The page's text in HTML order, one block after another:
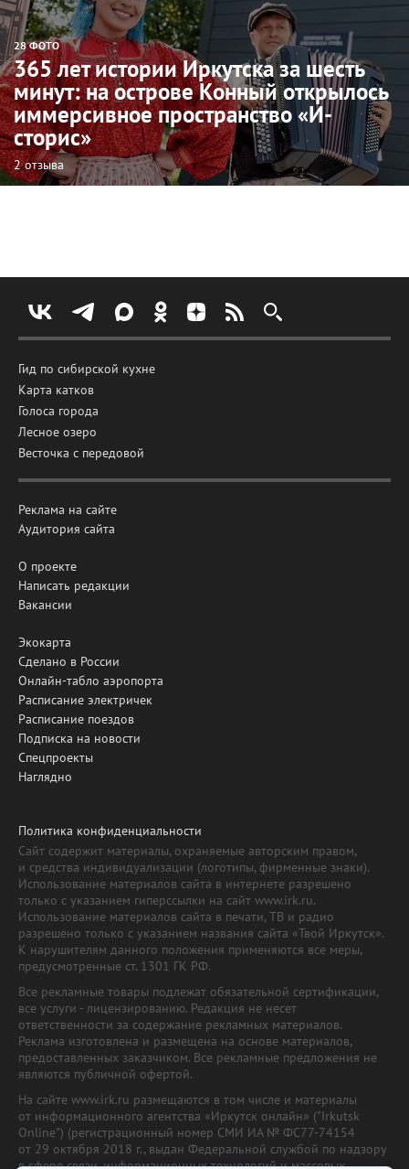
28 ФОТО
365 лет истории Иркутска за шесть
минут: на острове Конный открылось
иммерсивное пространство «И-
сторис»
2 отзыва
Гид по сибирской кухне
Карта катков
Голоса города
Лесное озеро
Весточка с передовой
Реклама на сайте
Аудитория сайта
О проекте
Написать редакции
Вакансии
Экокарта
Сделано в России
Онлайн-табло аэропорта
Расписание электричек
Расписание поездов
Подписка на новости
Спецпроекты
Наглядно
Политика конфиденциальности
Сайт содержит материалы, охраняемые авторским правом,
и средства индивидуализации (логотипы, фирменные знаки).
Использование материалов сайта в интернете разрешено
только с указанием гиперссылки на сайт www.irk.ru.
Использование материалов сайта в печати, ТВ и радио
разрешено только с указанием названия сайта «Твой Иркутск».
К нарушителям данного положения применяются все меры,
предусмотренные ст. 1301 ГК РФ.
Все рекламные товары подлежат обязательной сертификации,
все услуги - лицензированию. Редакция не несет
ответственности за содержание рекламных материалов.
Реклама изготовлена и размещена на основе материалов,
предоставленных заказчиком. Все рекламные предложения не
являются публичной офертой.
На сайте www.irk.ru размещаются в том числе и материалы
от информационного агентства «Иркутск онлайн» ("Irkutsk
Online") (регистрационный номер СМИ ИА № ФС77-74154
от 29 октября 2018 г., выдан Федеральной службой по надзору
в сфере связи, информационных технологий и массовых